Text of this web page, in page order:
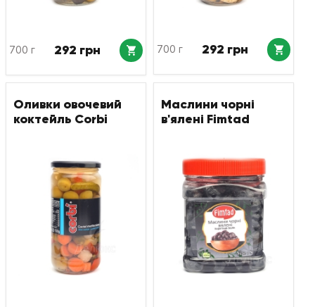
700 г 292 грн 700 г 292 грн
Оливки овочевий
коктейль Corbi
Маслини чорні
в'ялені Fimtad